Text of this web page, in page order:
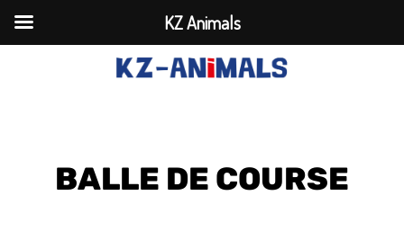
BALLE DE COURSE
KZ Animals